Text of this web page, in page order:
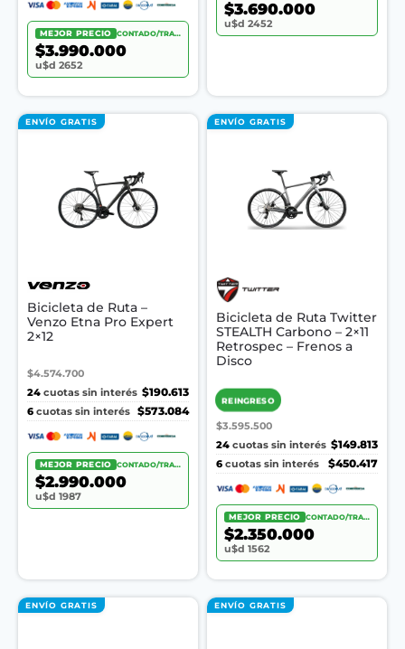
MEJOR PRECIO CONTADO/TRANSF.
$3.990.000
u$d 2652
$3.690.000
u$d 2452
ENVÍO GRATIS
Bicicleta de Ruta –
Venzo Etna Pro Expert
2×12
$4.574.700
24 cuotas sin interés $190.613
6 cuotas sin interés $573.084
MEJOR PRECIO CONTADO/TRANSF.
$2.990.000
u$d 1987
ENVÍO GRATIS
Bicicleta de Ruta Twitter
STEALTH Carbono – 2×11
Retrospec – Frenos a
Disco
REINGRESO
$3.595.500
24 cuotas sin interés $149.813
6 cuotas sin interés $450.417
MEJOR PRECIO CONTADO/TRANSF.
$2.350.000
u$d 1562
ENVÍO GRATIS ENVÍO GRATIS